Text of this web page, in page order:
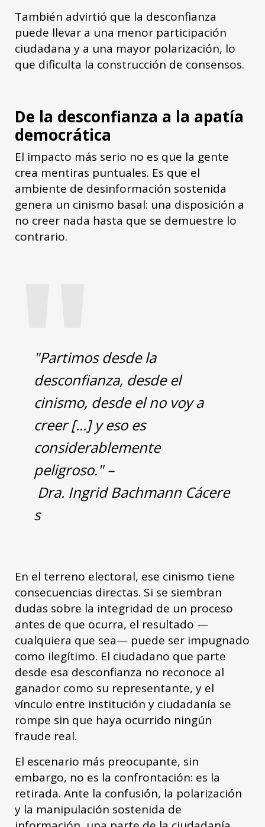
También advirtió que la desconfianza
puede llevar a una menor participación
ciudadana y a una mayor polarización, lo
que dificulta la construcción de consensos.
De la desconfianza a la apatía
democrática
El impacto más serio no es que la gente
crea mentiras puntuales. Es que el
ambiente de desinformación sostenida
genera un cinismo basal: una disposición a
no creer nada hasta que se demuestre lo
contrario.
"
"Partimos desde la
desconfianza, desde el
cinismo, desde el no voy a
creer [...] y eso es
considerablemente
peligroso." –
Dra. Ingrid Bachmann Cácere
s
En el terreno electoral, ese cinismo tiene
consecuencias directas. Si se siembran
dudas sobre la integridad de un proceso
antes de que ocurra, el resultado —
cualquiera que sea— puede ser impugnado
como ilegítimo. El ciudadano que parte
desde esa desconfianza no reconoce al
ganador como su representante, y el
vínculo entre institución y ciudadanía se
rompe sin que haya ocurrido ningún
fraude real.
El escenario más preocupante, sin
embargo, no es la confrontación: es la
retirada. Ante la confusión, la polarización
y la manipulación sostenida de